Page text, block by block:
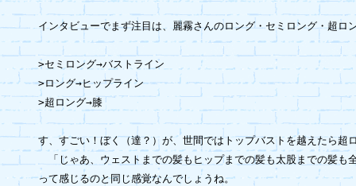
インタビューでまず注目は、麗霧さんのロング・セミロング・超ロ
>セミロング→バストライン
>ロング→ヒップライン
>超ロング→膝
す、すごい！ぼく（達？）が、世間ではトップバストを越えたら超
「じゃあ、ウェストまでの髪もヒップまでの髪も太股までの髪も
って感じるのと同じ感覚なんでしょうね。